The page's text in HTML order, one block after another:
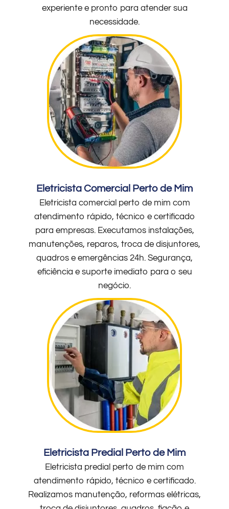
experiente e pronto para atender sua
necessidade.
Eletricista Comercial Perto de Mim
Eletricista comercial perto de mim com
atendimento rápido, técnico e certificado
para empresas. Executamos instalações,
manutenções, reparos, troca de disjuntores,
quadros e emergências 24h. Segurança,
eficiência e suporte imediato para o seu
negócio.
Eletricista Predial Perto de Mim
Eletricista predial perto de mim com
atendimento rápido, técnico e certificado.
Realizamos manutenção, reformas elétricas,